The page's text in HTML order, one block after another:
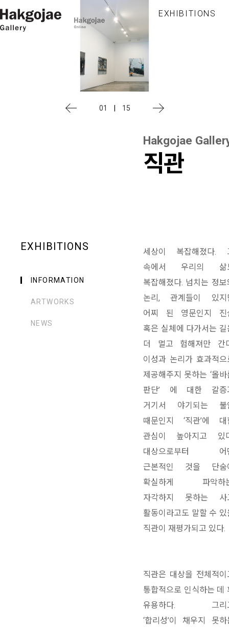
EXHIBITIONS
01 15
EXHIBITIONS
INFORMATION
ARTWORKS
NEWS
Hakgojae
직관
세상이 복잡해졌다.
속에서 우리의 삶
복잡해졌다. 넘치는 정보
논리, 관계들이 있지
어찌 된 영문인지 진
혹은 실체에 다가서는 길
더 멀고 험해져만 간
이성과 논리가 효과적으
제공해주지 못하는 ‘올바
판단’ 에 대한 갈증
거기서 야기되는 불
때문인지 ‘직관’에 대
관심이 높아지고 있
대상으로부터 어
근본적인 것을 단숨
확실하게 파악하
자각하지 못하는 사
활동이라고도 말할 수 있
직관이 재평가되고 있다.
직관은 대상을 전체적이
통합적으로 인식하는 데
유용하다. 그리
‘합리성’이 채우지 못하